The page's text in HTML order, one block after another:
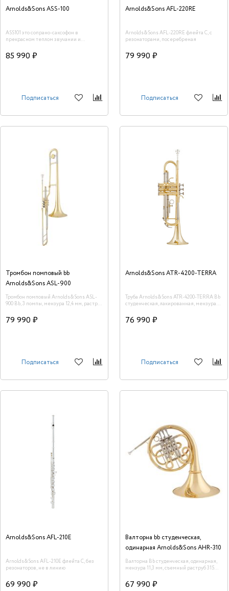
Arnolds&Sons ASS-100
ASS101 это сопрано-саксофон в
прекрасном теплом звучании и
Элегантный, классический дизайн и
золотые, лакированная отделка. Вместе
карман на молнии для аксессуаров.
85 990 ₽
Подписаться
Arnolds&Sons AFL-220RE
Arnolds&Sons AFL-220RE флейта С, с
резонаторами, посеребреная
79 990 ₽
Подписаться
Тромбон помповый bb
Arnolds&Sons ASL-900
Тромбон помповый Arnolds&Sons ASL-
900 Bb, 3 помпы, мензура 12,4 мм, раструб
79 990 ₽
Подписаться
Arnolds&Sons ATR-4200-TERRA
Труба Arnolds&Sons ATR-4200-TERRA Bb
студенческая, лакированная, мензура
76 990 ₽
Подписаться
Arnolds&Sons AFL-210E
Arnolds&Sons AFL-210E флейта С, без
резонаторов, не в линию
69 990 ₽
Валторна bb студенческая,
одинарная Arnolds&Sons AHR-310
Валторна Bb студенческая, одинарная,
мензура 11,3 мм, съемный раструб 315
67 990 ₽